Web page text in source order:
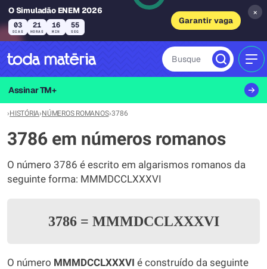
O Simuladão ENEM 2026
03
DIAS
21
HORAS
16
MIN
55
SEG
Garantir vaga
×
Busque
Assinar TM+
›HISTÓRIA›NÚMEROS ROMANOS›3786
3786 em números romanos
O número 3786 é escrito em algarismos romanos da
seguinte forma: MMMDCCLXXXVI
3786 = MMMDCCLXXXVI
O número MMMDCCLXXXVI é construído da seguinte